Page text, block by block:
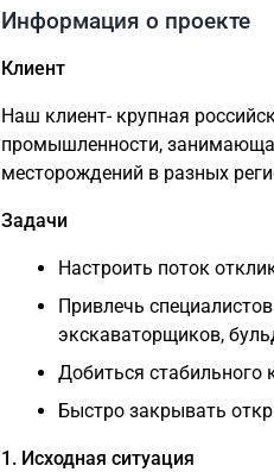
Информация о проекте
Клиент
Наш клиент- крупная
промышленности,
месторождений в разных
Задачи
Настроить поток
Привлечь
экскаваторщиков,
Добиться стабильного
Быстро закрывать
1. Исходная ситуация